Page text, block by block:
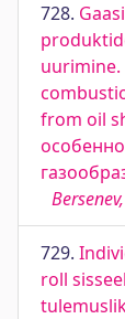
728.
uurimine.
from oil
729.
roll